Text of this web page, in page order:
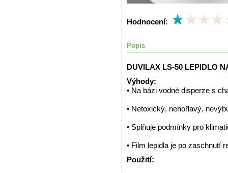
Hodnocení:
Popis
DUVILAX LS-50 LEPIDLO
Výhody:
• Na bázi vodné disperze s
• Netoxický, nehořlavý,
• Splňuje podmínky pro
• Film lepidla je po zaschnutí
Použití: